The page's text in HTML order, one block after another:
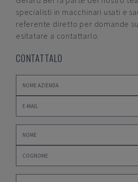
specialisti in macchinari usati e
referente diretto per domande
esitatare a contattarlo.
CONTATTALO